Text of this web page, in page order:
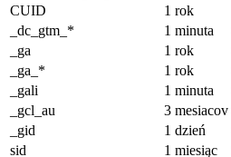
CUID
1 rok
_dc_gtm_*
1 minuta
_ga
1 rok
_ga_*
1 rok
_gali
1 minuta
_gcl_au
3 mesiacov
_gid
1 dzień
sid
1 miesiąc